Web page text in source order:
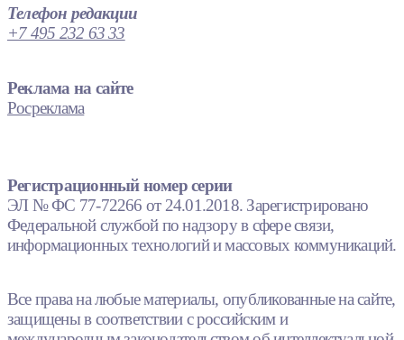
Телефон редакции
+7 495 232 63 33
Реклама на сайте
Росреклама
Регистрационный номер серии
ЭЛ № ФС 77-72266 от 24.01.2018. Зарегистрировано
Федеральной службой по надзору в сфере связи,
информационных технологий и массовых коммуникаций.
Все права на любые материалы, опубликованные на сайте,
защищены в соответствии с российским и